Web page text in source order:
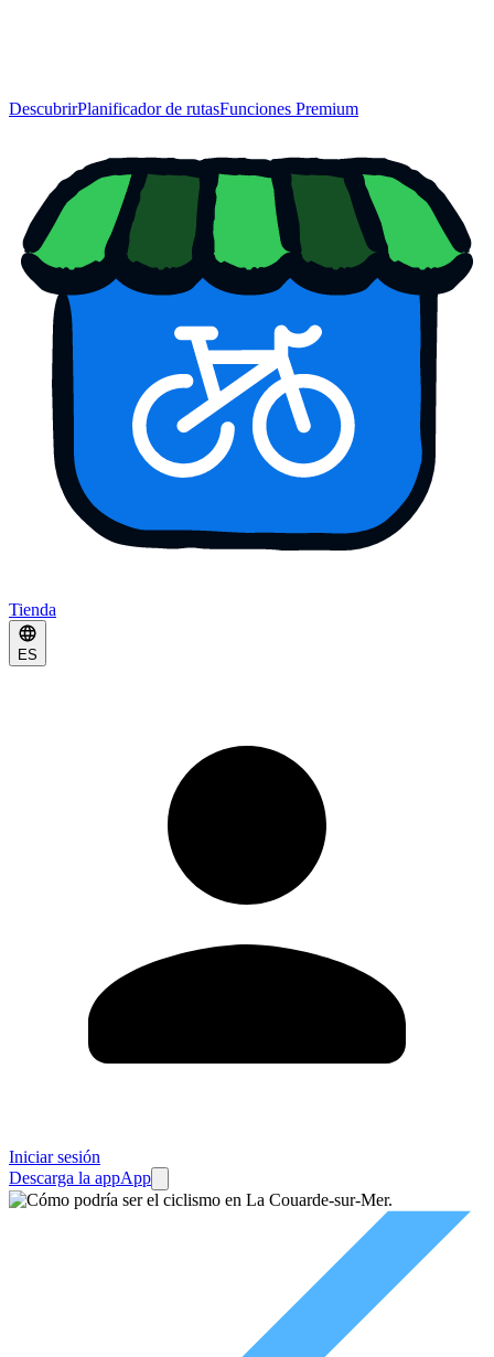
DescubrirPlanificador de rutasFunciones Premium
Tienda
ES
Iniciar sesión
Descarga la appApp